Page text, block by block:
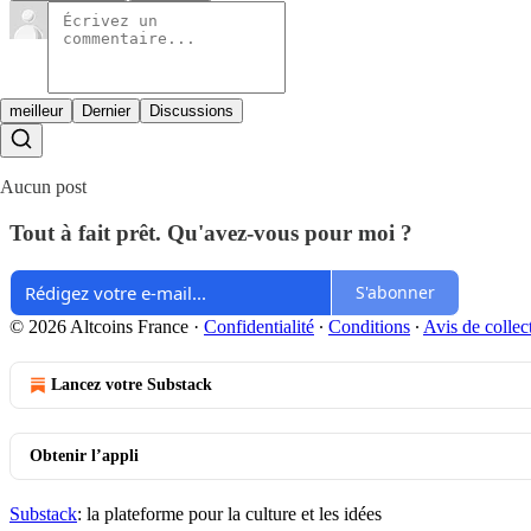
meilleur Dernier Discussions
Aucun post
Tout à fait prêt. Qu'avez-vous pour moi ?
S'abonner
© 2026 Altcoins France · Confidentialité ∙ Conditions ∙ Avis de
Lancez votre Substack
Obtenir l’appli
Substack: la plateforme pour la culture et les idées